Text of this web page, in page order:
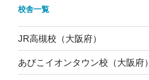
校舎一覧
JR高槻校（大阪府）
あびこイオンタウン校（大阪府）